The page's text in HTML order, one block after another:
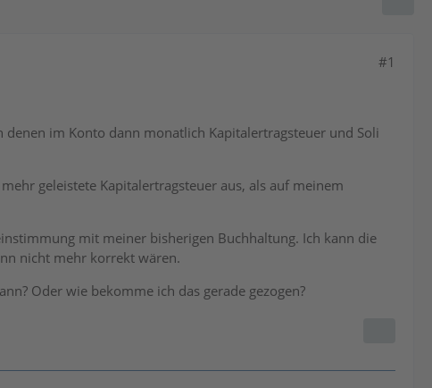
#1
im Konto dann monatlich Kapitalertragsteuer und Soli
geleistete Kapitalertragsteuer aus, als auf meinem
mit meiner bisherigen Buchhaltung. Ich kann die
nicht mehr korrekt wären.
Oder wie bekomme ich das gerade gezogen?